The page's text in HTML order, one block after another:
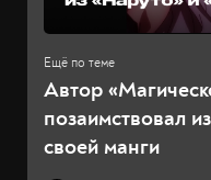
Автор
позаимствовал
своей манги